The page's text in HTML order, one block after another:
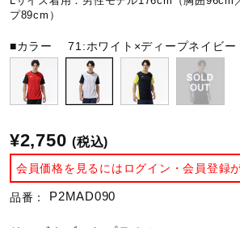
テニス／ソフトテニス
バドミントン
プ89cm）
■カラー71:ホワイト×ディープネイビー
¥2,750 (税込)
会員価格を見るにはログイン・会員登録
品番： P2MAD090